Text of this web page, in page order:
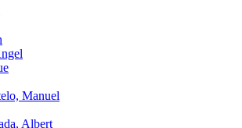
Manuel
Albert